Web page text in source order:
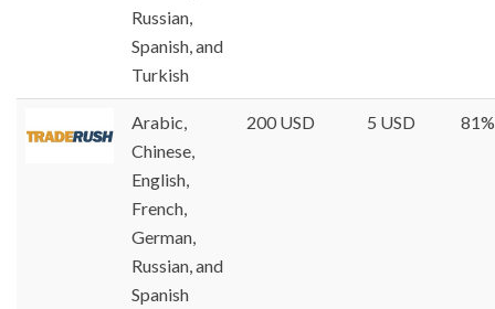
Russian,
Spanish, and
Turkish
Arabic,
Chinese,
English,
French,
German,
Russian, and
Spanish
200 USD 5 USD 81%